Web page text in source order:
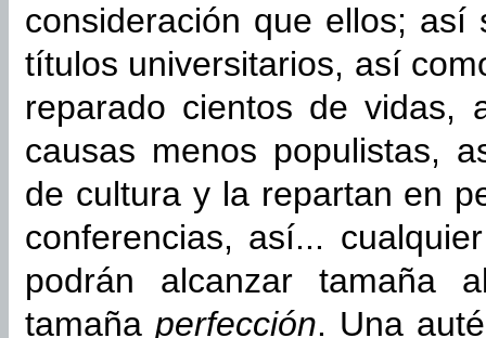
consideración que ellos; así
títulos universitarios, así
reparado cientos de vidas,
causas menos populistas,
de cultura y la repartan en
conferencias, así...
podrán alcanzar tamaña
tamañaperfección. Una